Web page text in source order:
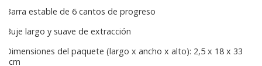
Barra estable de 6 cantos de progreso
Buje largo y suave de extracción
Dimensiones del paquete (largo x ancho x alto): 2,5 x 18 x 33
cm